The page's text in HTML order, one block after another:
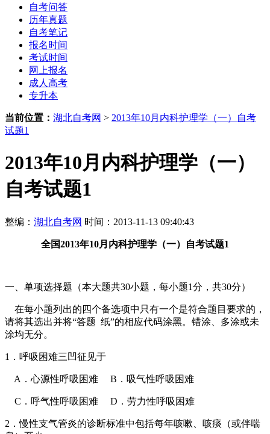
自考问答
历年真题
自考笔记
报名时间
考试时间
网上报名
成人高考
专升本
当前位置： 湖北自考网 > 2013年10月内科护理学（一）自考
试题1
2013年10月内科护理学（一）
自考试题1
整编： 湖北自考网 时间：2013-11-13 09:40:43
全国2013年10月内科护理学（一）自考试题1
一、单项选择题（本大题共30小题，每小题1分，共30分）
在每小题列出的四个备选项中只有一个是符合题目要求的，
请将其选出并将“答题 纸”的相应代码涂黑。错涂、多涂或未
涂均无分。
1．呼吸困难三凹征见于
A．心源性呼吸困难 B．吸气性呼吸困难
C．呼气性呼吸困难 D．劳力性呼吸困难
2．慢性支气管炎的诊断标准中包括每年咳嗽、咳痰（或伴喘